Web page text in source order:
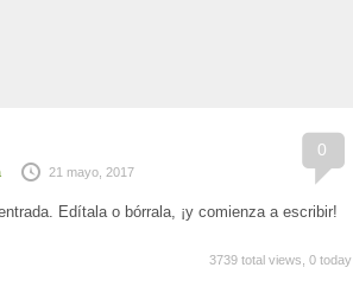
0
21 mayo, 2017
Edítala o bórrala, ¡y comienza a escribir!
3739 total views, 0 today